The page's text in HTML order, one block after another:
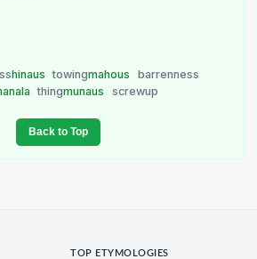
hinaus towingmahous
barrenness
thingmunaus screwup
Back to Top
TOP ETYMOLOGIES